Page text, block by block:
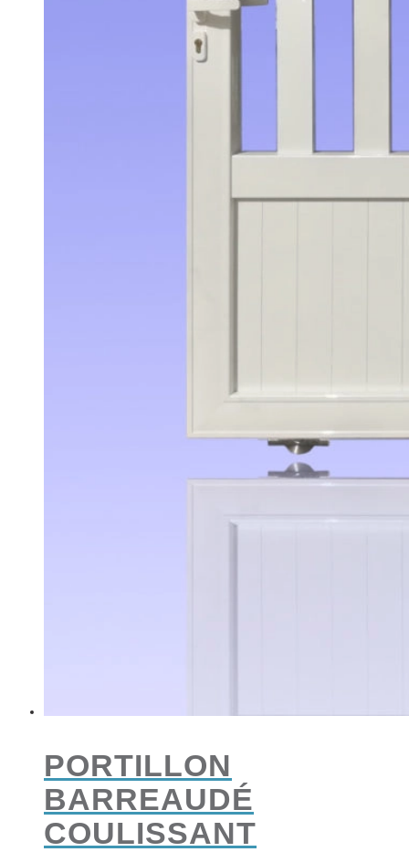
PORTILLON
BARREAUDÉ
COULISSANT